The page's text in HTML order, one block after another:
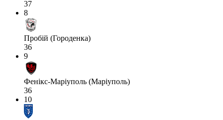
37
8
Пробій (Городенка)
36
9
Фенікс-Маріуполь (Маріуполь)
36
10